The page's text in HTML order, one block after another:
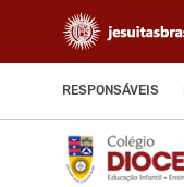
RESPONSÁVEIS